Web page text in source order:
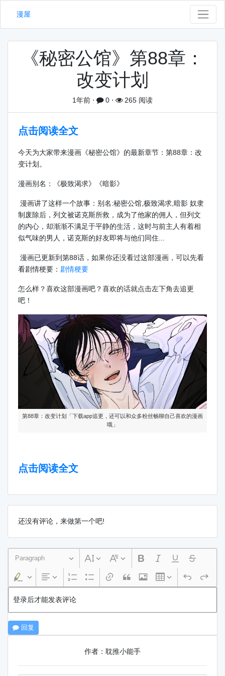
漫屋
《秘密公馆》第88章：
改变计划
1年前 ⋅ 0 ⋅ 265 阅读
点击阅读全文
今天为大家带来漫画《秘密公馆》的最新章节：第88章：改
变计划。
漫画别名：《极致渴求》《暗影》
漫画讲了这样一个故事：别名:秘密公馆,极致渴求,暗影 奴隶
制废除后，列文被诺克斯所救，成为了他家的佣人，但列文
的内心，却渐渐不满足于平静的生活，这时与前主人有着相
似气味的男人，诺克斯的好友即将与他们同住...
漫画已更新到第88话，如果你还没看过这部漫画，可以先看
看剧情梗要： 剧情梗要
怎么样？喜欢这部漫画吧？喜欢的话就点击左下角去追更
吧！
第88章：改变计划「下载app追更，还可以和众多粉丝畅聊自己喜欢的漫画
哦」
点击阅读全文
还没有评论，来做第一个吧!
Paragraph
登录后才能发表评论
回复
作者：耽推小能手